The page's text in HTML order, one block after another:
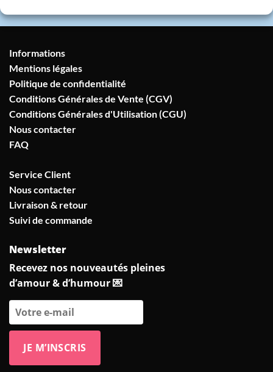
Informations
Mentions légales
Politique de confidentialité
Conditions Générales de Vente (CGV)
Conditions Générales d'Utilisation (CGU)
Nous contacter
FAQ
Service Client
Nous contacter
Livraison & retour
Suivi de commande
Newsletter
Recevez nos nouveautés pleines
d’amour & d’humour 💌